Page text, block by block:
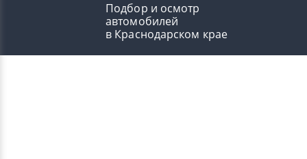
Подбор и осмотр
автомобилей
в Краснодарском крае